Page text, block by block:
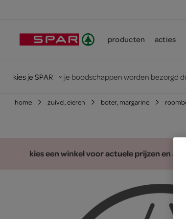
producten acties
kies je SPAR je boodschappen worden bezorgd
home zuivel, eieren boter, margarine
kies een winkel voor actuele prijzen en